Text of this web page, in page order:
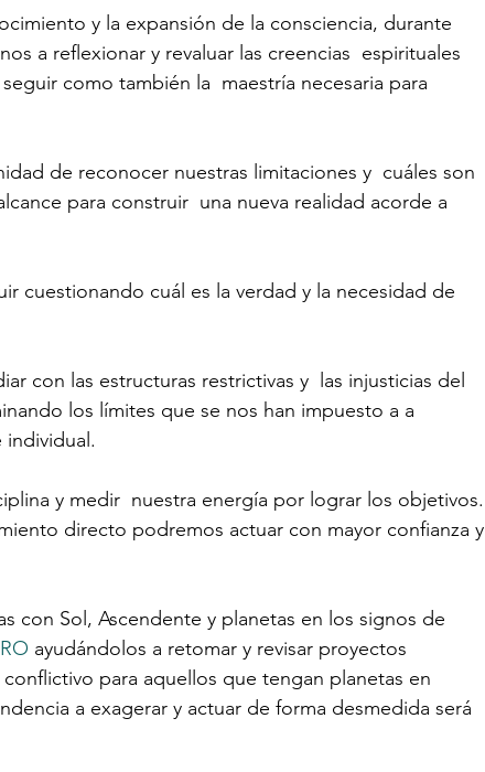
y la expansión de la consciencia, durante
a reflexionar y revaluar las creencias  espirituales
como también la  maestría necesaria para
de reconocer nuestras limitaciones y  cuáles son
para construir  una nueva realidad acorde a
cuestionando cuál es la verdad y la necesidad de
con las estructuras restrictivas y  las injusticias del
los límites que se nos han impuesto a a
individual.
y medir  nuestra energía por lograr los objetivos.
directo podremos actuar con mayor confianza y
con Sol, Ascendente y planetas en los signos de
ayudándolos a retomar y revisar proyectos
para aquellos que tengan planetas en
a exagerar y actuar de forma desmedida será